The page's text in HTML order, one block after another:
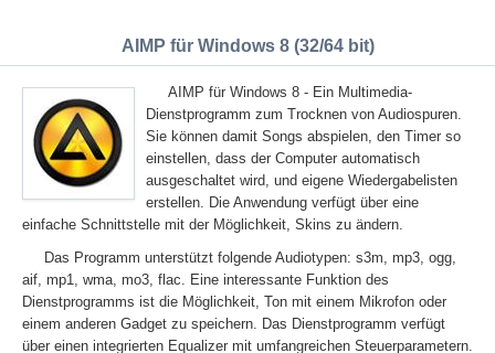
AIMP für Windows 8 (32/64 bit)
AIMP für Windows 8 - Ein Multimedia-
Dienstprogramm zum Trocknen von Audiospuren.
Sie können damit Songs abspielen, den Timer so
einstellen, dass der Computer automatisch
ausgeschaltet wird, und eigene Wiedergabelisten
erstellen. Die Anwendung verfügt über eine
einfache Schnittstelle mit der Möglichkeit, Skins zu ändern.
Das Programm unterstützt folgende Audiotypen: s3m, mp3, ogg,
aif, mp1, wma, mo3, flac. Eine interessante Funktion des
Dienstprogramms ist die Möglichkeit, Ton mit einem Mikrofon oder
einem anderen Gadget zu speichern. Das Dienstprogramm verfügt
über einen integrierten Equalizer mit umfangreichen Steuerparametern.